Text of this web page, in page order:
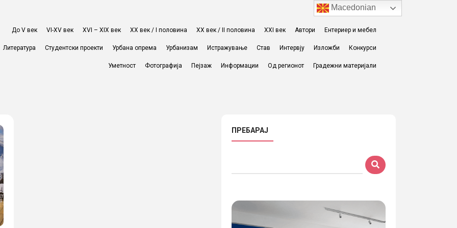
До V век VI-XV век XVI – XIX век ХХ век / I половина ХХ век / II половина XXI век Автори Ентериер и мебел
Литература Студентски проекти Урбана опрема Урбанизам Истражување Став Интервју Изложби Конкурси
Уметност Фотографија Пејзаж Информации Од регионот Градежни материјали
ПРЕБАРАЈ
Macedonian